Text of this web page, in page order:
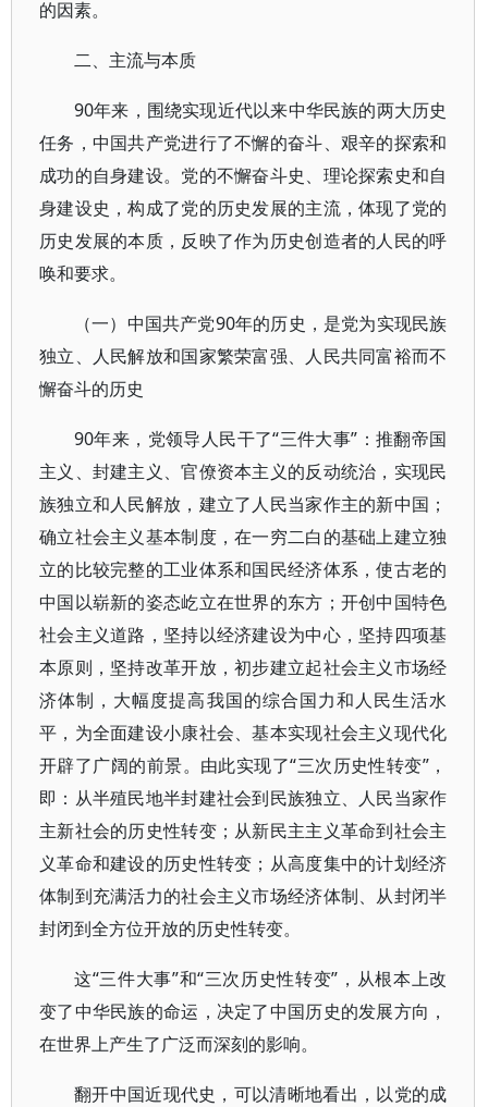
的因素。
二、主流与本质
90年来，围绕实现近代以来中华民族的两大历史
任务，中国共产党进行了不懈的奋斗、艰辛的探索和
成功的自身建设。党的不懈奋斗史、理论探索史和自
身建设史，构成了党的历史发展的主流，体现了党的
历史发展的本质，反映了作为历史创造者的人民的呼
唤和要求。
（一）中国共产党90年的历史，是党为实现民族
独立、人民解放和国家繁荣富强、人民共同富裕而不
懈奋斗的历史
90年来，党领导人民干了“三件大事”：推翻帝国
主义、封建主义、官僚资本主义的反动统治，实现民
族独立和人民解放，建立了人民当家作主的新中国；
确立社会主义基本制度，在一穷二白的基础上建立独
立的比较完整的工业体系和国民经济体系，使古老的
中国以崭新的姿态屹立在世界的东方；开创中国特色
社会主义道路，坚持以经济建设为中心，坚持四项基
本原则，坚持改革开放，初步建立起社会主义市场经
济体制，大幅度提高我国的综合国力和人民生活水
平，为全面建设小康社会、基本实现社会主义现代化
开辟了广阔的前景。由此实现了“三次历史性转变”，
即：从半殖民地半封建社会到民族独立、人民当家作
主新社会的历史性转变；从新民主主义革命到社会主
义革命和建设的历史性转变；从高度集中的计划经济
体制到充满活力的社会主义市场经济体制、从封闭半
封闭到全方位开放的历史性转变。
这“三件大事”和“三次历史性转变”，从根本上改
变了中华民族的命运，决定了中国历史的发展方向，
在世界上产生了广泛而深刻的影响。
翻开中国近现代史，可以清晰地看出，以党的成